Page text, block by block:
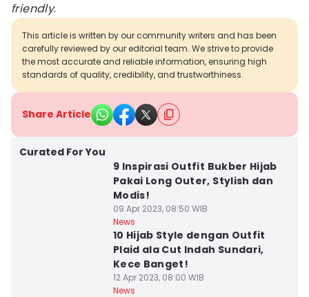
friendly.
This article is written by our community writers and has been
carefully reviewed by our editorial team. We strive to provide
the most accurate and reliable information, ensuring high
standards of quality, credibility, and trustworthiness.
Share Article
Curated For You
9 Inspirasi Outfit Bukber Hijab
Pakai Long Outer, Stylish dan
Modis!
09 Apr 2023, 08:50 WIB
News
10 Hijab Style dengan Outfit
Plaid ala Cut Indah Sundari,
Kece Banget!
12 Apr 2023, 08:00 WIB
News